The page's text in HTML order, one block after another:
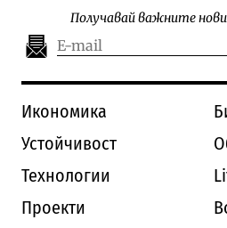
Получавай важните
Икономика
Устойчивост
Технологии
Проекти